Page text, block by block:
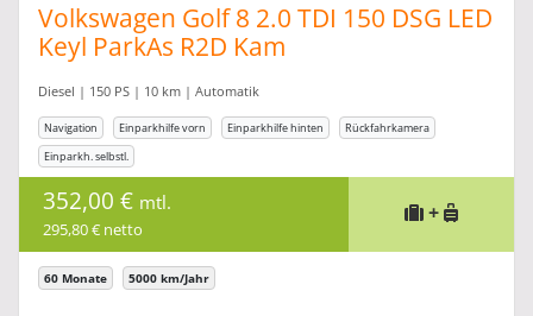
Volkswagen Golf 8 2.0 TDI 150 DSG LED
Keyl ParkAs R2D Kam
Diesel | 150 PS | 10 km | Automatik
Navigation Einparkhilfe vorn Einparkhilfe hinten
Rückfahrkamera
Einparkh. selbstl.
352,00 € mtl.
295,80 € netto
+
60 Monate 5000 km/Jahr